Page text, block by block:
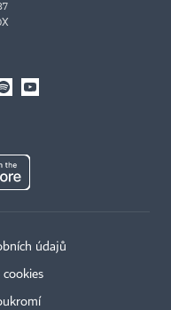
údajů
cookies